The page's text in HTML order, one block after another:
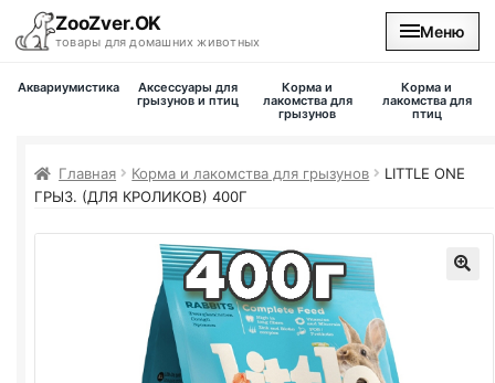
ZooZver.OK
товары для домашних животных
Меню
На главную
Аквариумистика
Аксессуары для
грызунов и птиц
Корма и
лакомства для
грызунов
Корма и
лакомства для
птиц
Главная Корма и лакомства для грызунов
LITTLE ONE
ГРЫЗ. (ДЛЯ КРОЛИКОВ) 400Г